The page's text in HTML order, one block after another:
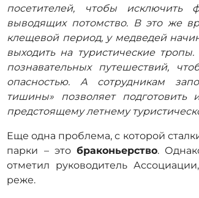
посетителей, чтобы исключить
выводящих потомство. В это же
клещевой период, у медведей
выходить на туристические
познавательных путешествий,
опасностью. А сотрудникам
тишины» позволяет подготовить
предстоящему летнему
Еще одна проблема, с которой
парки – этобраконьерство.
отметил руководитель
реже.